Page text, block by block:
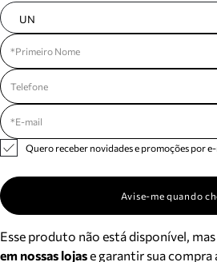
UN
Quero receber novidades e promoções por
Avise-me quando
Esse produto não está disponível,
em nossas lojase garantir sua compra